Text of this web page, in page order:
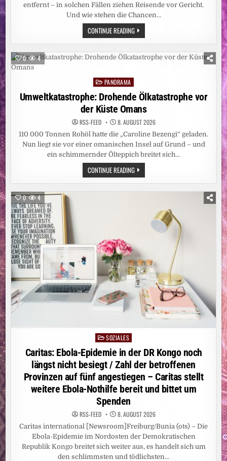
entfernt – in solchen Fällen ziehen Reisende vor Gericht.
Und wie stehen die Chancen…
CONTINUE READINGÄRGER
AUF
REISEN:
URLAUB
HÄNGEN
WENN
MAN
SICH
EINE
WASCHMASCHINE
KAUFT“
0 4
Posted
in
PANORAMA
Umweltkatastrophe: Drohende Ölkatastrophe vor
der Küste Omans
RSS-FEED 8. AUGUST 2026
110 000 Tonnen Rohöl hatte die „Caroline Bezengi“ geladen.
Nun liegt sie vor einer omanischen Insel auf Grund – und
ein schimmernder Ölteppich breitet sich…
CONTINUE READINGUMWELTKATASTROPHE:
DROHENDE
ÖLKATASTROPHE
0 4
Posted
in
SOZIALES
Caritas: Ebola-Epidemie in der DR Kongo noch
längst nicht besiegt / Zahl der betroffenen
Provinzen auf fünf angestiegen – Caritas stellt
weitere Ebola-Nothilfe bereit und bittet um
Spenden
RSS-FEED 8. AUGUST 2026
Caritas international [Newsroom]Freiburg/Bunia (ots) – Die
Ebola-Epidemie im Nordosten der Demokratischen
Republik Kongo breitet sich weiter aus, es handelt sich um
den schlimmsten und tödlichsten…